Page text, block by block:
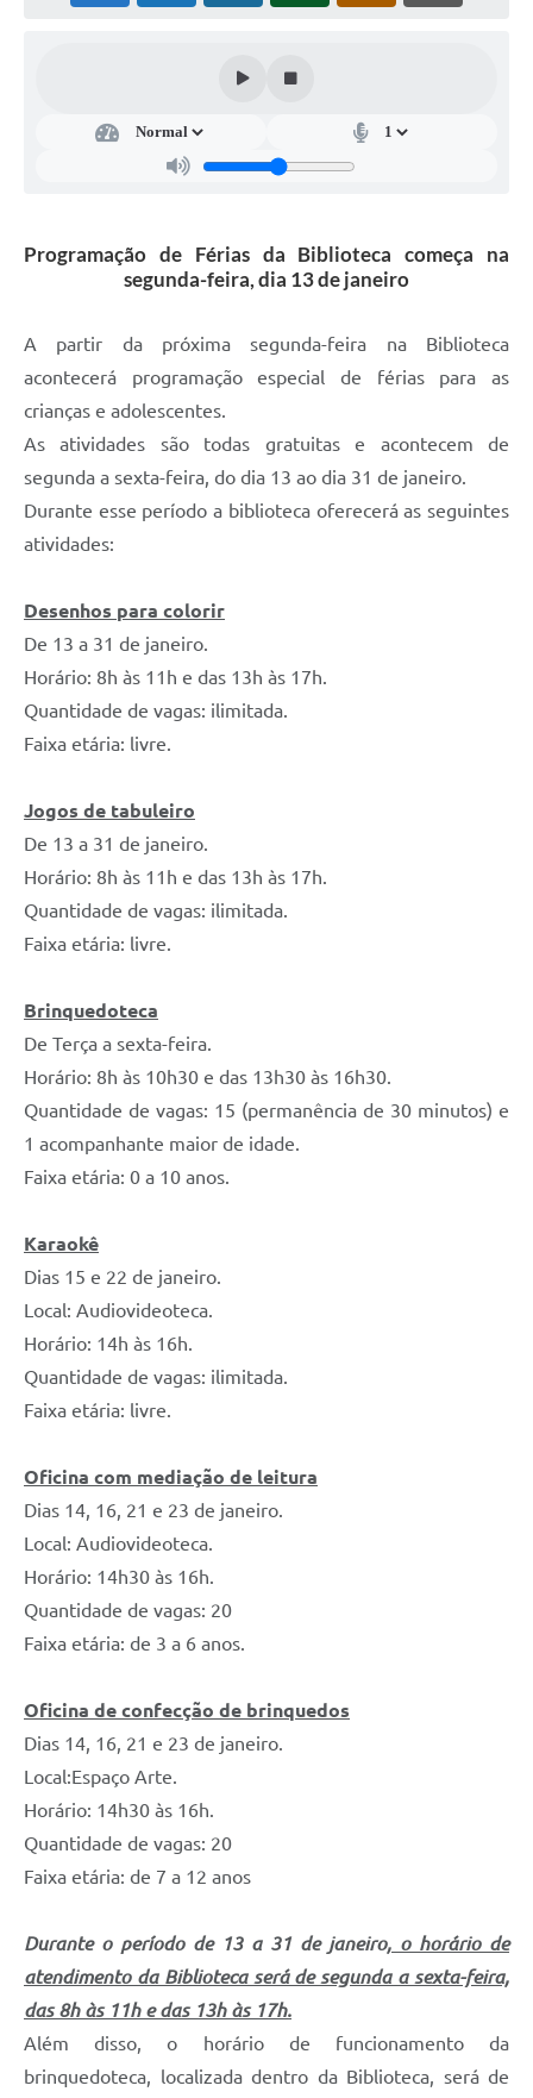
CENTRAL DE ATENDIMENTO
Pré-Cadastro de Vacinação Antirrábica
PGRS Digital
Credenciamento Feirantes
Concursos
Nota Fiscal Eletrônica
Junta de Serviço Militar
NFSE
Programação de Férias da Biblioteca começa na
segunda-feira, dia 13 de janeiro
A partir da próxima segunda-feira na Biblioteca
acontecerá programação especial de férias para as
crianças e adolescentes.
As atividades são todas gratuitas e acontecem de
segunda a sexta-feira, do dia 13 ao dia 31 de janeiro.
Durante esse período a biblioteca oferecerá as seguintes
atividades:
Desenhos para colorir
De 13 a 31 de janeiro.
Horário: 8h às 11h e das 13h às 17h.
Quantidade de vagas: ilimitada.
Faixa etária: livre.
Jogos de tabuleiro
De 13 a 31 de janeiro.
Horário: 8h às 11h e das 13h às 17h.
Quantidade de vagas: ilimitada.
Faixa etária: livre.
Brinquedoteca
De Terça a sexta-feira.
Horário: 8h às 10h30 e das 13h30 às 16h30.
Quantidade de vagas: 15 (permanência de 30 minutos) e
1 acompanhante maior de idade.
Faixa etária: 0 a 10 anos.
Karaokê
Dias 15 e 22 de janeiro.
Local: Audiovideoteca.
Horário: 14h às 16h.
Quantidade de vagas: ilimitada.
Faixa etária: livre.
Oficina com mediação de leitura
Dias 14, 16, 21 e 23 de janeiro.
Local: Audiovideoteca.
Horário: 14h30 às 16h.
Quantidade de vagas: 20
Faixa etária: de 3 a 6 anos.
Oficina de confecção de brinquedos
Dias 14, 16, 21 e 23 de janeiro.
Local:Espaço Arte.
Horário: 14h30 às 16h.
Quantidade de vagas: 20
Faixa etária: de 7 a 12 anos
Durante o período de 13 a 31 de janeiro, o horário de
atendimento da Biblioteca será de segunda a sexta-feira,
das 8h às 11h e das 13h às 17h.
Além disso, o horário de funcionamento da
brinquedoteca, localizada dentro da Biblioteca, será de